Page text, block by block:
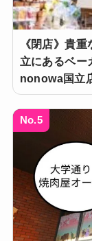
《閉店》貴
立にあるベー
nonowa国立
No.5